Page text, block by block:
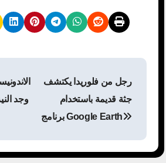
وجد
رجل من فلوريدا يكتشف
جثة قديمة باستخدام
برنامج Google Earth